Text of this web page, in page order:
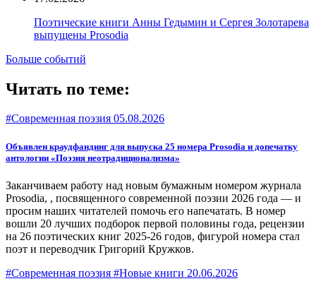
Поэтические книги Анны Гедымин и Сергея Золотарева
выпущены Prosodia
Больше событий
Читать по теме:
#Современная поэзия 05.08.2026
Объявлен краудфандинг для выпуска 25 номера Prosodia и допечатку
антологии «Поэзия неотрадиционализма»
Заканчиваем работу над новым бумажным номером журнала
Prosodia, , посвященного современной поэзии 2026 года — и
просим наших читателей помочь его напечатать. В номер
вошли 20 лучших подборок первой половины года, рецензии
на 26 поэтических книг 2025-26 годов, фигурой номера стал
поэт и переводчик Григорий Кружков.
#Современная поэзия #Новые книги 20.06.2026